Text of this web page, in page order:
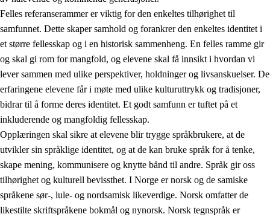
1.4 Skaperglede, engasjement og utforskertrang
1.5 Respekt for naturen og miljøbevissthet
1.6 Demokrati og medvirkning
Felles referanserammer er viktig for den enkeltes tilhørighet til
samfunnet. Dette skaper samhold og forankrer den enkeltes identitet i
et større fellesskap og i en historisk sammenheng. En felles ramme gir
og skal gi rom for mangfold, og elevene skal få innsikt i hvordan vi
lever sammen med ulike perspektiver, holdninger og livsanskuelser. De
erfaringene elevene får i møte med ulike kulturuttrykk og tradisjoner,
bidrar til å forme deres identitet. Et godt samfunn er tuftet på et
inkluderende og mangfoldig fellesskap.
Opplæringen skal sikre at elevene blir trygge språkbrukere, at de
utvikler sin språklige identitet, og at de kan bruke språk for å tenke,
skape mening, kommunisere og knytte bånd til andre. Språk gir oss
tilhørighet og kulturell bevissthet. I Norge er norsk og de samiske
språkene sør-, lule- og nordsamisk likeverdige. Norsk omfatter de
likestilte skriftspråkene bokmål og nynorsk. Norsk tegnspråk er